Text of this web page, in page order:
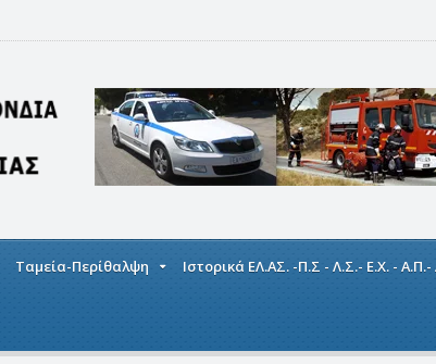
Ταμεία-Περίθαλψη Ιστορικά ΕΛ.ΑΣ. -Π.Σ - Λ.Σ.- Ε.Χ. -